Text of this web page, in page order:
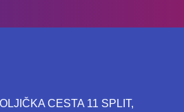
CESTA 11 SPLIT,